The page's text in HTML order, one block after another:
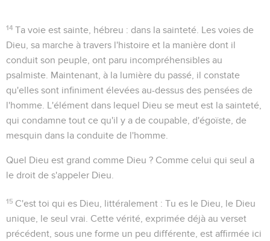
14 Ta voie est sainte , hébreu : dans la sainteté . Les voies de
Dieu, sa marche à travers l'histoire et la manière dont il
conduit son peuple, ont paru incompréhensibles au
psalmiste. Maintenant, à la lumière du passé, il constate
qu'elles sont infiniment élevées au-dessus des pensées de
l'homme. L'élément dans lequel Dieu se meut est la sainteté,
qui condamne tout ce qu'il y a de coupable, d'égoïste, de
mesquin dans la conduite de l'homme.
Quel Dieu est grand comme Dieu ? Comme celui qui seul a
le droit de s'appeler Dieu.
15 C'est toi qui es Dieu , littéralement :Tu es le Dieu , le Dieu
unique, le seul vrai. Cette vérité, exprimée déjà au verset
précédent, sous une forme un peu différente, est affirmée ici